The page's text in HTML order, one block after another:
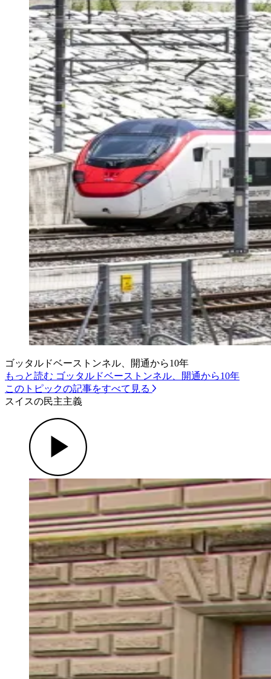
ゴッタルドベーストンネル、開通から10年
もっと読む ゴッタルドベーストンネル、開通から10年
このトピックの記事をすべて見る
スイスの民主主義